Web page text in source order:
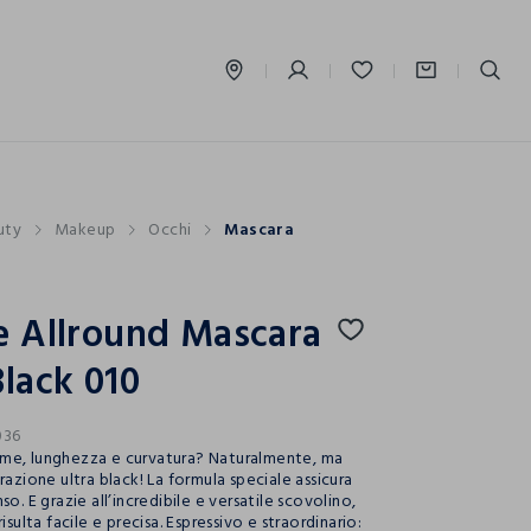
Makeup Occhi Mascara
Allround Mascara
010
lunghezza e curvatura? Naturalmente, ma
ultra black! La formula speciale assicura
E grazie all’incredibile e versatile scovolino,
facile e precisa. Espressivo e straordinario: